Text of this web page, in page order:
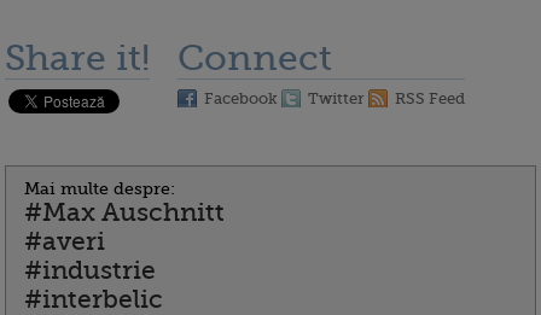
Share it! Connect
Facebook Twitter RSS Feed
Mai multe despre:
#Max Auschnitt
#averi
#industrie
#interbelic